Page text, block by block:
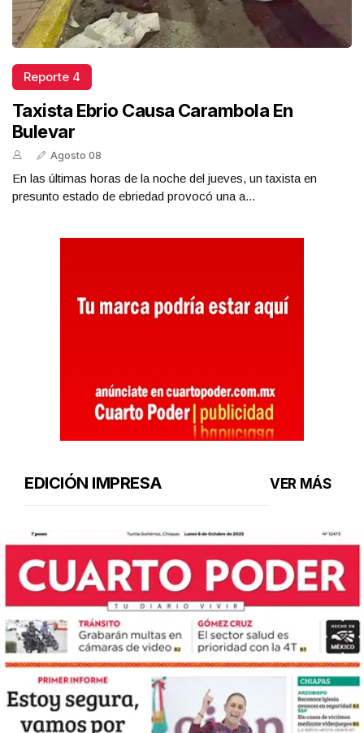
Reporte 4
Taxista Ebrio Causa Carambola En
Bulevar
Agosto 08
En las últimas horas de la noche del jueves, un taxista en
presunto estado de ebriedad provocó una a...
EDICIÓN IMPRESA VER MÁS